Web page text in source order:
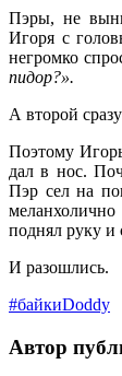
Пэры, не
Игоря с
негромко
пидор?».
А второй
Поэтому
дал в нос.
Пэр сел на
поднял руку и
И разошлись.
#байкиDoddy
Автор